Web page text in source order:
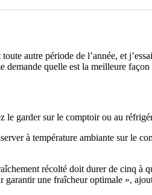
autre période de l’année, et
quelle est la meilleure façon
garder sur le comptoir ou au
à température ambiante sur le
récolté doit durer de cinq
une fraîcheur optimale »,